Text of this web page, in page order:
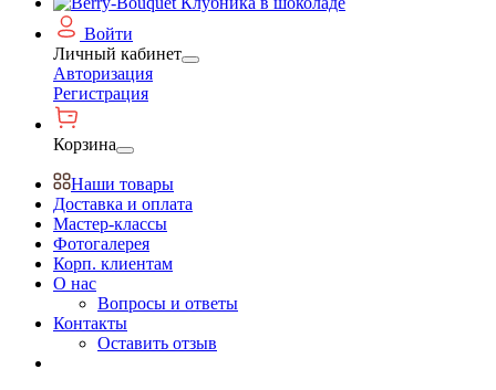
Войти
Личный кабинет
Авторизация
Регистрация
Корзина
Наши товары
Доставка и оплата
Мастер-классы
Фотогалерея
Корп. клиентам
О нас
Вопросы и ответы
Контакты
Оставить отзыв